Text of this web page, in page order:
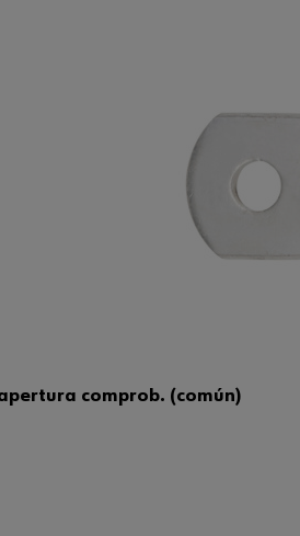
comprob. (común)